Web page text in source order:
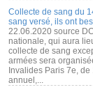
Collecte de sang du
sang versé, ils ont
22.06.2020 source
nationale, qui aura
collecte de sang
armées sera
Invalides Paris 7e,
annuel,...